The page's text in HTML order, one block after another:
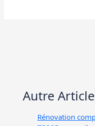
Autre
Rénovation